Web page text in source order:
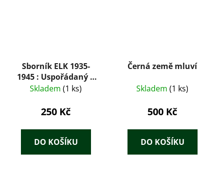
Sborník ELK 1935-
1945 : Uspořádaný k
desátému výročí
literárního klubu
Skladem (1 ks)
250 Kč
DO KOŠÍKU
Černá země mluví
Skladem (1 ks)
500 Kč
DO KOŠÍKU